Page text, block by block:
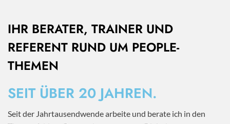
IHR BERATER, TRAINER UND
REFERENT RUND UM PEOPLE-
THEMEN
SEIT ÜBER 20 JAHREN.
Seit der Jahrtausendwende arbeite und berate ich in den